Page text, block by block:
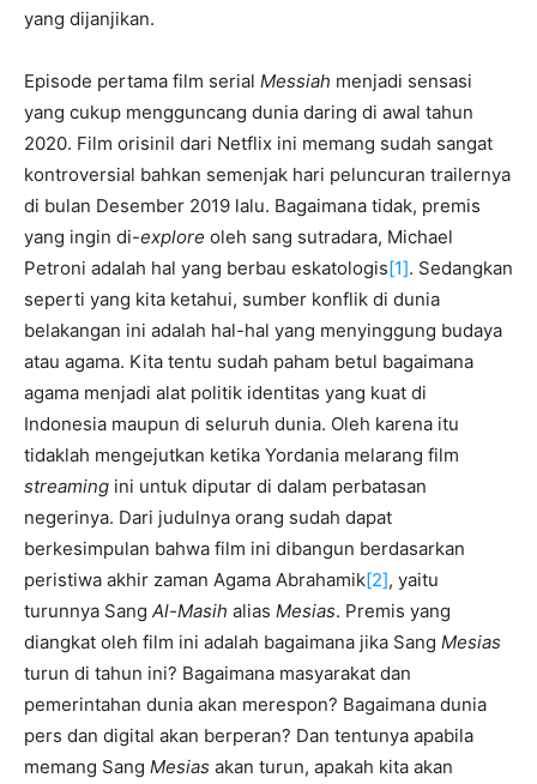
yang dijanjikan.
Episode pertama film serial Messiah menjadi sensasi
yang cukup mengguncang dunia daring di awal tahun
2020. Film orisinil dari Netflix ini memang sudah sangat
kontroversial bahkan semenjak hari peluncuran trailernya
di bulan Desember 2019 lalu. Bagaimana tidak, premis
yang ingin di-explore oleh sang sutradara, Michael
Petroni adalah hal yang berbau eskatologis[1]. Sedangkan
seperti yang kita ketahui, sumber konflik di dunia
belakangan ini adalah hal-hal yang menyinggung budaya
atau agama. Kita tentu sudah paham betul bagaimana
agama menjadi alat politik identitas yang kuat di
Indonesia maupun di seluruh dunia. Oleh karena itu
tidaklah mengejutkan ketika Yordania melarang film
streaming ini untuk diputar di dalam perbatasan
negerinya. Dari judulnya orang sudah dapat
berkesimpulan bahwa film ini dibangun berdasarkan
peristiwa akhir zaman Agama Abrahamik[2], yaitu
turunnya Sang Al-Masih alias Mesias. Premis yang
diangkat oleh film ini adalah bagaimana jika Sang Mesias
turun di tahun ini? Bagaimana masyarakat dan
pemerintahan dunia akan merespon? Bagaimana dunia
pers dan digital akan berperan? Dan tentunya apabila
memang Sang Mesias akan turun, apakah kita akan